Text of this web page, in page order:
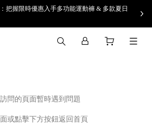
把握限時優惠入手多功能運動褲 & 多款夏日
問的頁面暫時遇到問題
或點擊下方按鈕返回首頁